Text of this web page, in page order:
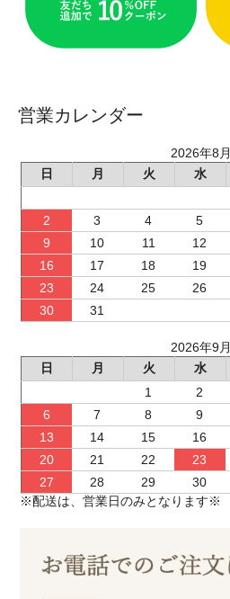
営業カレンダー
2026年8月
日
月 火 水
2
3 4 5
9
10 11 12
16
17 18 19
23
24 25 26
30
31
2026年9月
日
月 火 水
1
2
6
7 8 9
13
14 15 16
20
21 22 23
27
28 29
30
※配送は、営業日のみとなります※